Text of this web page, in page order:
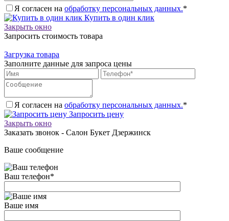
Я согласен на обработку персональных данных.*
Купить в один клик
Закрыть окно
Запросить стоимость товара
Загрузка товара
Заполните данные для запроса цены
Я согласен на обработку персональных данных.*
Запросить цену
Закрыть окно
Заказать звонок - Салон Букет Дзержинск
Ваше сообщение
Ваш телефон*
Ваше имя